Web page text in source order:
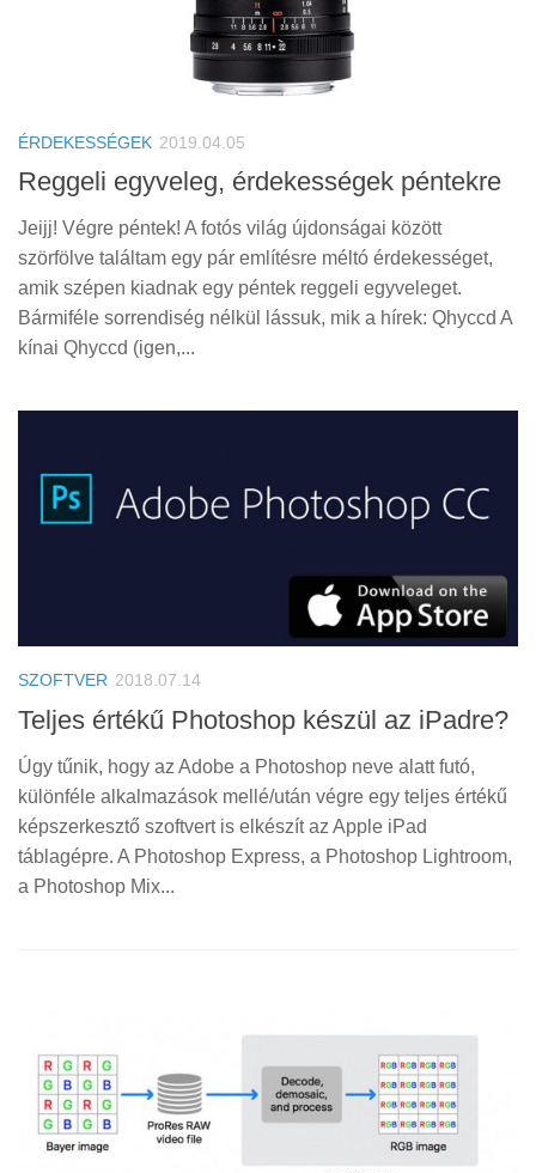
ÉRDEKESSÉGEK 2019.04.05
Reggeli egyveleg, érdekességek péntekre
Jeijj! Végre péntek! A fotós világ újdonságai között
szörfölve találtam egy pár említésre méltó érdekességet,
amik szépen kiadnak egy péntek reggeli egyveleget.
Bármiféle sorrendiség nélkül lássuk, mik a hírek: Qhyccd A
kínai Qhyccd (igen,...
SZOFTVER 2018.07.14
Teljes értékű Photoshop készül az iPadre?
Úgy tűnik, hogy az Adobe a Photoshop neve alatt futó,
különféle alkalmazások mellé/után végre egy teljes értékű
képszerkesztő szoftvert is elkészít az Apple iPad
táblagépre. A Photoshop Express, a Photoshop Lightroom,
a Photoshop Mix...